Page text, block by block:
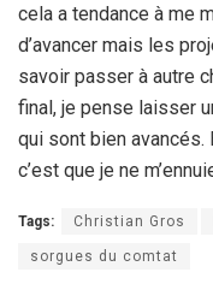
cela a tendance à me
d’avancer mais les
savoir passer à autre
final, je pense laisser
qui sont bien avancés.
c’est que je ne
Tags: Christian Gros
sorgues du comtat